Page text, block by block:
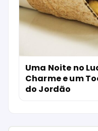
Uma Noite no
Charme e um
do Jordão